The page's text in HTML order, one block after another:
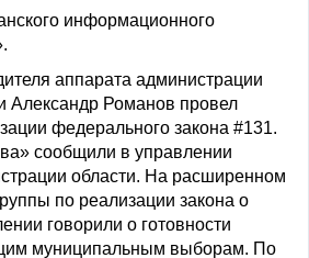
информационного
аппарата администрации
Александр Романов провел
федерального закона #131.
сообщили в управлении
области. На расширенном
по реализации закона о
говорили о готовности
муниципальным выборам. По